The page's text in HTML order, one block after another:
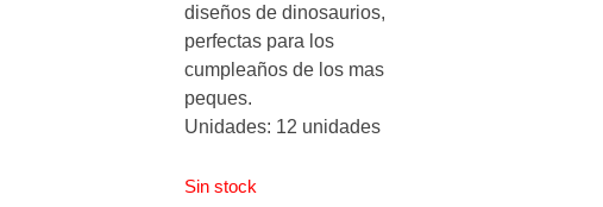
diseños de dinosaurios,
perfectas para los
cumpleaños de los mas
peques.
Unidades: 12 unidades
Sin stock